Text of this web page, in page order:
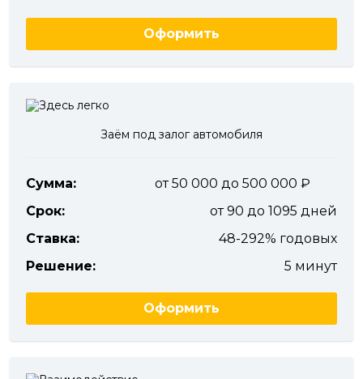
Оформить
Заём под залог автомобиля
Сумма:
от 50 000 до 500 000
Срок:
от 90 до 1095 дней
Ставка:
48-292% годовых
Решение:
5 минут
Оформить